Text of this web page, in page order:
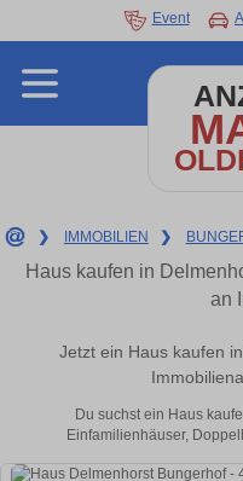
Event
❯ IMMOBILIEN ❯
Haus kaufen in
an
Jetzt ein Haus kaufen
Du suchst ein Haus
Einfamilienhäuser,